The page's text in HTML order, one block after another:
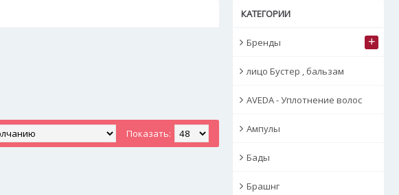
КАТЕГОРИИ
Бренды +
лицо Бустер , бальзам
AVEDA - Уплотнение волос
Ампулы
Бады
Брашнг
Показать: